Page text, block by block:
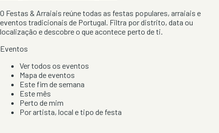
O Festas & Arraiais reúne todas as festas populares, arraiais e
eventos tradicionais de Portugal. Filtra por distrito, data ou
localização e descobre o que acontece perto de ti.
Eventos
Ver todos os eventos
Mapa de eventos
Este fim de semana
Este mês
Perto de mim
Por artista, local e tipo de festa